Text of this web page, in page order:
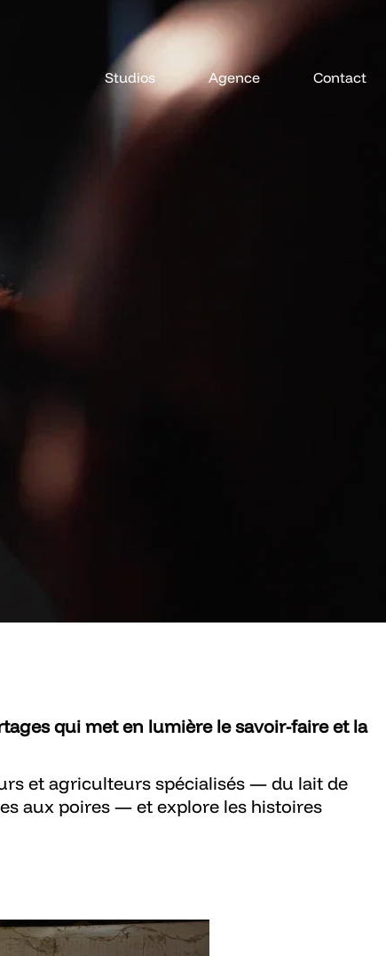
Studios Agence Contact
qui met en lumière le savoir-faire et la
et agriculteurs spécialisés — du lait de
aux poires — et explore les histoires